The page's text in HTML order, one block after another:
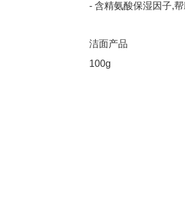
- 含精氨酸保湿因子,
洁面产品
100g